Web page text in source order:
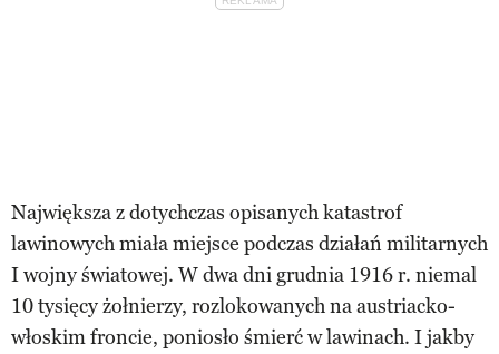
Największa z dotychczas opisanych katastrof
lawinowych miała miejsce podczas działań militarnych
I wojny światowej. W dwa dni grudnia 1916 r. niemal
10 tysięcy żołnierzy, rozlokowanych na austriacko-
włoskim froncie, poniosło śmierć w lawinach. I jakby